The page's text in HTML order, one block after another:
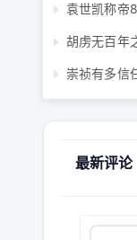
袁世凯称帝
胡虏无百年
崇祯有多信
最新评论